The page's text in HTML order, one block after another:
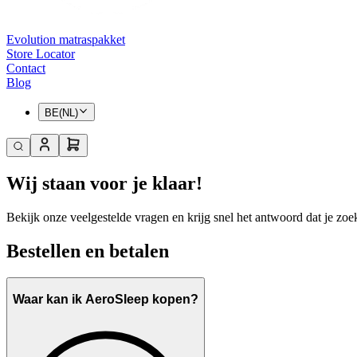
Evolution matraspakket
Store Locator
Contact
Blog
BE(NL)
Wij staan voor je klaar!
Bekijk onze veelgestelde vragen en krijg snel het antwoord dat je
Bestellen en betalen
Waar kan ik AeroSleep kopen?